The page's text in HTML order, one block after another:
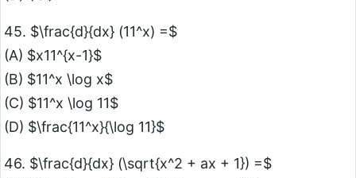
45. $\frac{d}{dx} (11^x) =$
(A) $x11^{x-1}$
(B) $11^x \log x$
(C) $11^x \log 11$
(D) $\frac{11^x}{\log 11}$
46. $\frac{d}{dx} (\sqrt{x^2 + ax + 1}) =$